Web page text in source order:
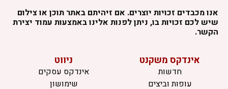
אנו מכבדים זכויות יוצרים. אם זיהיתם באתר תוכן או צילום
שיש לכם זכויות בו, ניתן לפנות אלינו באמצעות עמוד יצירת
הקשר.
אינדקס משקנט
חדשות
עופות וביצים
ניווט
אינדקס עסקים
שימושון